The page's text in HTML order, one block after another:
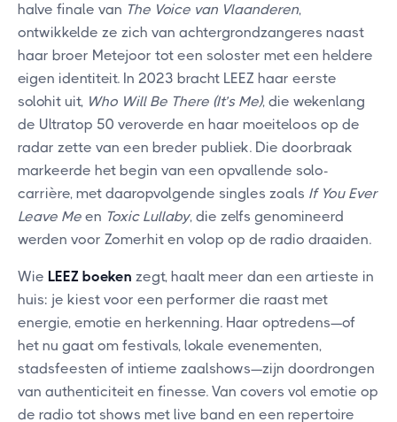
halve finale van The Voice van Vlaanderen,
ontwikkelde ze zich van achtergrondzangeres naast
haar broer Metejoor tot een soloster met een heldere
eigen identiteit. In 2023 bracht LEEZ haar eerste
solohit uit, Who Will Be There (It’s Me), die wekenlang
de Ultratop 50 veroverde en haar moeiteloos op de
radar zette van een breder publiek. Die doorbraak
markeerde het begin van een opvallende solo-
carrière, met daaropvolgende singles zoals If You Ever
Leave Me en Toxic Lullaby, die zelfs genomineerd
werden voor Zomerhit en volop op de radio draaiden.
Wie LEEZ boeken zegt, haalt meer dan een artieste in
huis: je kiest voor een performer die raast met
energie, emotie en herkenning. Haar optredens—of
het nu gaat om festivals, lokale evenementen,
stadsfeesten of intieme zaalshows—zijn doordrongen
van authenticiteit en finesse. Van covers vol emotie op
de radio tot shows met live band en een repertoire